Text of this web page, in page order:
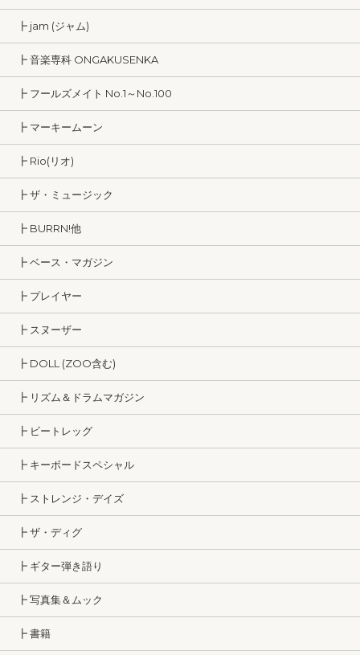
┣ jam (ジャム)
┣ 音楽専科 ONGAKUSENKA
┣ フールズメイト No.1～No.100
┣ マーキームーン
┣ Rio(リオ)
┣ ザ・ミュージック
┣ BURRN!他
┣ ベース・マガジン
┣ プレイヤー
┣ スヌーザー
┣ DOLL (ZOO含む)
┣ リズム＆ドラムマガジン
┣ ビートレッグ
┣ キーボードスペシャル
┣ ストレンジ・デイズ
┣ ザ・ディグ
┣ ギター弾き語り
┣ 写真集＆ムック
┣ 書籍